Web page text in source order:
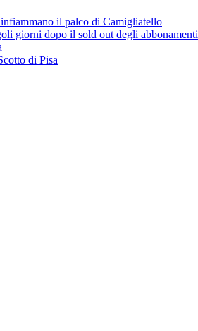
il palco di Camigliatello
giorni dopo il sold out degli abbonamenti
di Pisa